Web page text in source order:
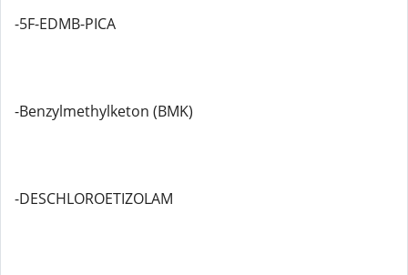
-5F-EDMB-PICA
-Benzylmethylketon (BMK)
-DESCHLOROETIZOLAM